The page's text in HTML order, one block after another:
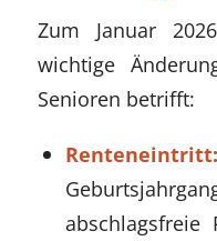
Zum Januar
wichtige
Senioren betrifft:
Renteneintritt:
abschlagsfreie